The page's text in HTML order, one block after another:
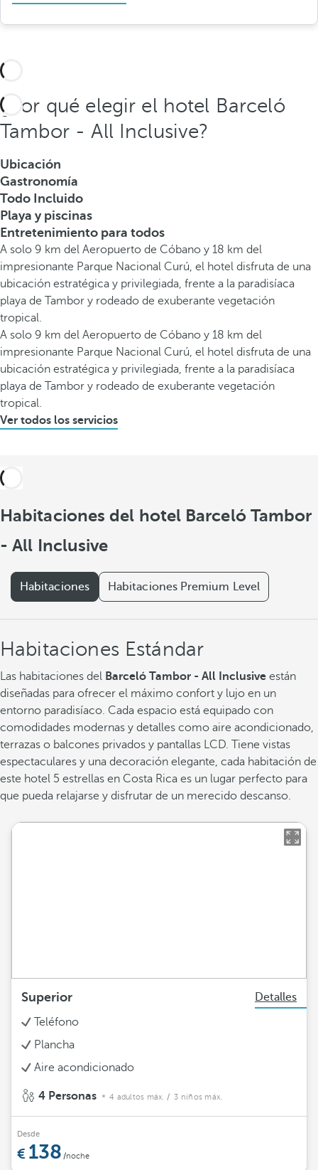
¿Por qué elegir el hotel Barceló
Tambor - All Inclusive?
Ubicación
Gastronomía
Todo Incluido
Playa y piscinas
Entretenimiento para todos
A solo 9 km del Aeropuerto de Cóbano y 18 km del
impresionante Parque Nacional Curú, el hotel disfruta de una
ubicación estratégica y privilegiada, frente a la paradisíaca
playa de Tambor y rodeado de exuberante vegetación
tropical.
A solo 9 km del Aeropuerto de Cóbano y 18 km del
impresionante Parque Nacional Curú, el hotel disfruta de una
ubicación estratégica y privilegiada, frente a la paradisíaca
playa de Tambor y rodeado de exuberante vegetación
tropical.
Ver todos los servicios
Habitaciones del hotel Barceló Tambor
- All Inclusive
Habitaciones Habitaciones Premium Level
Habitaciones Estándar
Las habitaciones del Barceló Tambor - All Inclusive están
diseñadas para ofrecer el máximo confort y lujo en un
entorno paradisíaco. Cada espacio está equipado con
comodidades modernas y detalles como aire acondicionado,
terrazas o balcones privados y pantallas LCD. Tiene vistas
espectaculares y una decoración elegante, cada habitación de
este hotel 5 estrellas en Costa Rica es un lugar perfecto para
que pueda relajarse y disfrutar de un merecido descanso.
Superior
Detalles
Teléfono
Plancha
Aire acondicionado
4 Personas 4 adultos máx. / 3 niños máx.
Desde
138 /noche